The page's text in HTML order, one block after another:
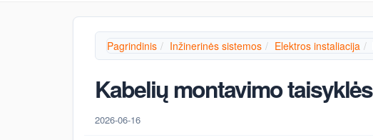
Pagrindinis Inžinerinės sistemos Elektros instaliacija
Kabelių montavimo taisyklės
2026-06-16